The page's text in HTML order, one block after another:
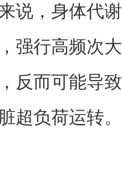
说，身体代谢
强行高频次大
反而可能导致
超负荷运转。